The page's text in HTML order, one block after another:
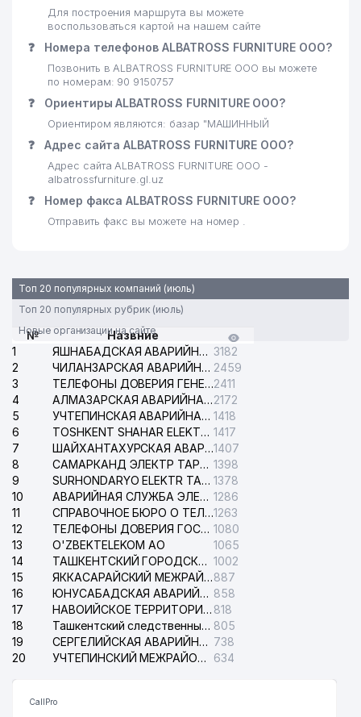
Для построения маршрута вы можете
воспользоваться картой на нашем сайте
❓ Номера телефонов ALBATROSS FURNITURE ООО?
Позвонить в ALBATROSS FURNITURE ООО вы можете
по номерам: 90 9150757
❓ Ориентиры ALBATROSS FURNITURE ООО?
Ориентиром являются: базар "МАШИННЫЙ
❓ Адрес сайта ALBATROSS FURNITURE ООО?
Адрес сайта ALBATROSS FURNITURE ООО -
albatrossfurniture.gl.uz
❓ Номер факса ALBATROSS FURNITURE ООО?
Отправить факс вы можете на номер .
Топ 20 популярных компаний (июль)
Топ 20 популярных рубрик (июль)
Новые организации на сайте
№
Назвние
1
ЯШНАБАДСКАЯ АВАРИЙНАЯ СЛУЖБА ЭЛЕКТРОСЕТИ 3182
2
ЧИЛАНЗАРСКАЯ АВАРИЙНАЯ СЛУЖБА ЭЛЕКТРОСЕТИ 2459
3
ТЕЛЕФОНЫ ДОВЕРИЯ ГЕНЕРАЛЬНОЙ ПРОКУРАТУРЫ РЕСПУБЛИКИ УЗБЕКИСТАН2411
4
АЛМАЗАРСКАЯ АВАРИЙНАЯ СЛУЖБА ЭЛЕКТРОСЕТИ2172
5
УЧТЕПИНСКАЯ АВАРИЙНАЯ СЛУЖБА ЭЛЕКТРОСЕТИ 1418
6
TOSHKENT SHAHAR ELEKTR TARMOQLARI KORXONASI АО 1417
7
ШАЙХАНТАХУРСКАЯ АВАРИЙНАЯ СЛУЖБА ЭЛЕКТРОСЕТИ1407
8
САМАРКАНД ЭЛЕКТР ТАРМОКЛАРИ АО 1398
9
SURHONDARYO ELEKTR TARMOKLARI АО 1378
10
АВАРИЙНАЯ СЛУЖБА ЭЛЕКТРОСЕТИ ТАШКЕНТСКОГО РАЙОНА 1286
11
СПРАВОЧНОЕ БЮРО О ТЕЛЕФОНАХ ОРГАНИЗАЦИЙ г. ТАШКЕНТА1263
12
ТЕЛЕФОНЫ ДОВЕРИЯ ГОСУДАРСТВЕННОГО ЦЕНТРА ТЕСТИРОВАНИЯ 1080
13
O'ZBEKTELEKOM АО
1065
14
ТАШКЕНТСКИЙ ГОРОДСКОЙ СУД ПО ГРАЖДАНСКИМ ДЕЛАМ 1002
15
ЯККАСАРАЙСКИЙ МЕЖРАЙОННЫЙ СУД ПО ГРАЖДАНСКИМ ДЕЛАМ887
16
ЮНУСАБАДСКАЯ АВАРИЙНАЯ СЛУЖБА ЭЛЕКТРОСЕТИ 858
17
НАВОИЙСКОЕ ТЕРРИТОРИАЛЬНОЕ ПРЕДПРИЯТИЕ ЭЛЕКТРОСЕТИ АО 818
18
Ташкентский следственный изолятор 805
19
СЕРГЕЛИЙСКАЯ АВАРИЙНАЯ СЛУЖБА ЭЛЕКТРОСЕТИ 738
20
УЧТЕПИНСКИЙ МЕЖРАЙОННЫЙ СУД ПО ГРАЖДАНСКИМ ДЕЛАМ 634
CallPro